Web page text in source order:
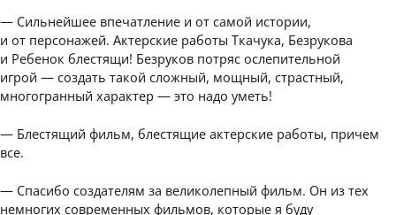
— Сильнейшее впечатление и от самой истории,
и от персонажей. Актерские работы Ткачука, Безрукова
и Ребенок блестящи! Безруков потряс ослепительной
игрой — создать такой сложный, мощный, страстный,
многогранный характер — это надо уметь!
— Блестящий фильм, блестящие актерские работы, причем
все.
— Спасибо создателям за великолепный фильм. Он из тех
немногих современных фильмов, которые я буду